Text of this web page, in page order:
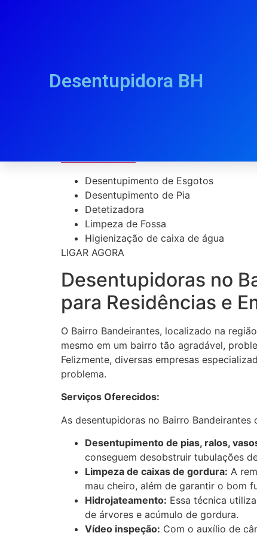
Desentupidora BH
Desentupidora
Desentupimento de Esgotos
Desentupimento de Pia
Detetizadora
Limpeza de Fossa
Higienização de caixa de água
LIGAR AGORA
Desentupidoras no
para Residências e
O Bairro Bandeirantes, localizado na
mesmo em um bairro tão agradável,
Felizmente, diversas empresas
problema.
Serviços Oferecidos:
As desentupidoras no Bairro
Desentupimento de pias, ralos,
conseguem desobstruir tubulações
Limpeza de caixas de gordura: A
mau cheiro, além de garantir o bom
Hidrojateamento: Essa técnica
de árvores e acúmulo de gordura.
Vídeo inspeção: Com o auxílio de